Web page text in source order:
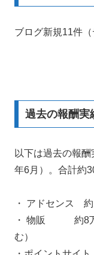
ブログ新規11件（
過去の報酬実
以下は過去の報
年6月）。合計約
・ アドセンス 約
・ 物販 約8万
む）